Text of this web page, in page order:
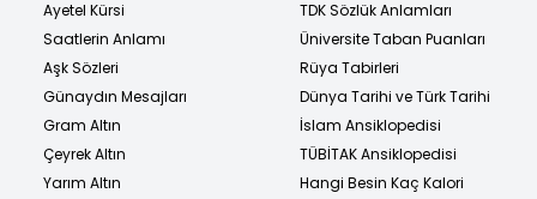
Ayetel Kürsi
Saatlerin Anlamı
Aşk Sözleri
Günaydın Mesajları
Gram Altın
Çeyrek Altın
Yarım Altın
TDK Sözlük Anlamları
Üniversite Taban Puanları
Rüya Tabirleri
Dünya Tarihi ve Türk Tarihi
İslam Ansiklopedisi
TÜBİTAK Ansiklopedisi
Hangi Besin Kaç Kalori